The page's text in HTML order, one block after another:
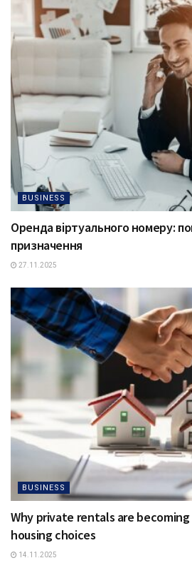
BUSINESS
Оренда віртуального номеру:
призначення
27.11.2025
BUSINESS
Why private rentals are
housing choices
14.11.2025